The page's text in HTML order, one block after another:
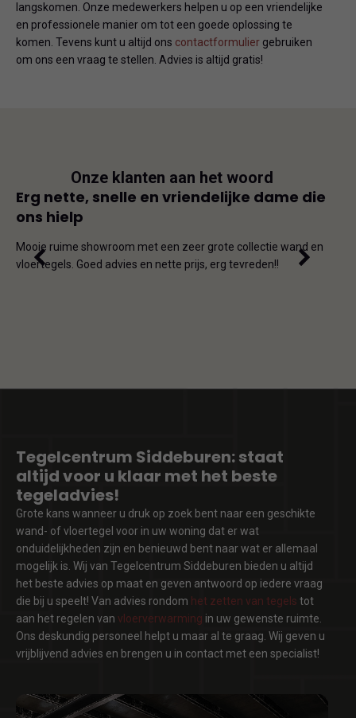
langskomen. Onze medewerkers helpen u op een vriendelijke
en professionele manier om tot een goede oplossing te
komen. Tevens kunt u altijd ons contactformulier gebruiken
om ons een vraag te stellen. Advies is altijd gratis!
Onze klanten aan het woord
Erg nette, snelle en vriendelijke dame die
ons hielp
Mooie ruime showroom met een zeer grote collectie wand en
vloertegels. Goed advies en nette prijs, erg tevreden!!
Tegelcentrum Siddeburen: staat
altijd voor u klaar met het beste
tegeladvies!
Grote kans wanneer u druk op zoek bent naar een geschikte
wand- of vloertegel voor in uw woning dat er wat
onduidelijkheden zijn en benieuwd bent naar wat er allemaal
mogelijk is. Wij van Tegelcentrum Siddeburen bieden u altijd
het beste advies op maat en geven antwoord op iedere vraag
die bij u speelt! Van advies rondom het zetten van tegels tot
aan het regelen van vloerverwarming in uw gewenste ruimte.
Ons deskundig personeel helpt u maar al te graag. Wij geven u
vrijblijvend advies en brengen u in contact met een specialist!